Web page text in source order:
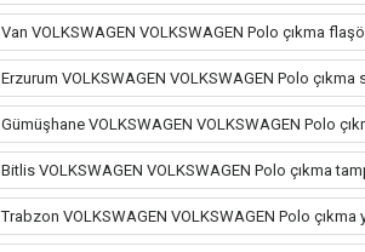
Van VOLKSWAGEN VOLKSWAGEN Polo çıkma
Erzurum VOLKSWAGEN VOLKSWAGEN Polo çıkma
Gümüşhane VOLKSWAGEN VOLKSWAGEN Polo
Bitlis VOLKSWAGEN VOLKSWAGEN Polo çıkma
Trabzon VOLKSWAGEN VOLKSWAGEN Polo çıkma